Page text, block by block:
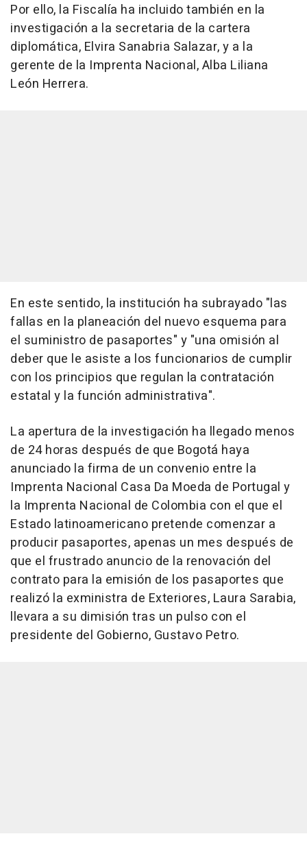
Por ello, la Fiscalía ha incluido también en la
investigación a la secretaria de la cartera
diplomática, Elvira Sanabria Salazar, y a la
gerente de la Imprenta Nacional, Alba Liliana
León Herrera.
En este sentido, la institución ha subrayado "las
fallas en la planeación del nuevo esquema para
el suministro de pasaportes" y "una omisión al
deber que le asiste a los funcionarios de cumplir
con los principios que regulan la contratación
estatal y la función administrativa".
La apertura de la investigación ha llegado menos
de 24 horas después de que Bogotá haya
anunciado la firma de un convenio entre la
Imprenta Nacional Casa Da Moeda de Portugal y
la Imprenta Nacional de Colombia con el que el
Estado latinoamericano pretende comenzar a
producir pasaportes, apenas un mes después de
que el frustrado anuncio de la renovación del
contrato para la emisión de los pasaportes que
realizó la exministra de Exteriores, Laura Sarabia,
llevara a su dimisión tras un pulso con el
presidente del Gobierno, Gustavo Petro.